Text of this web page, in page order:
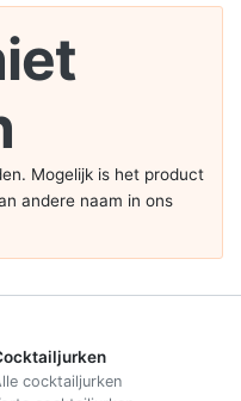
Mogelijk is het product
andere naam in ons
cocktailjurken